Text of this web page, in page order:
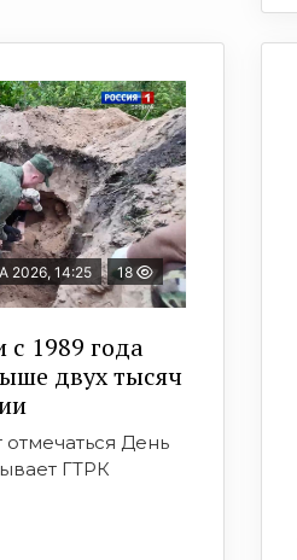
2026, 14:25 18
с 1989 года
двух тысяч
День
ГТРК